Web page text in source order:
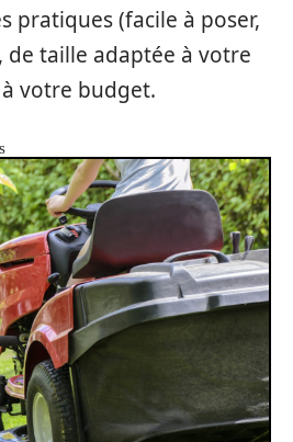
pratiques (facile à poser,
taille adaptée à votre
votre budget.